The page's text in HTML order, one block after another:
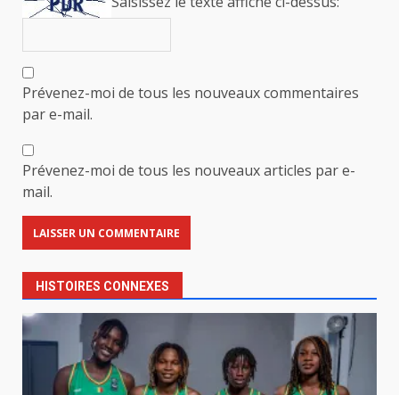
Prévenez-moi de tous les nouveaux commentaires
par e-mail.
Prévenez-moi de tous les nouveaux articles par e-
mail.
HISTOIRES CONNEXES